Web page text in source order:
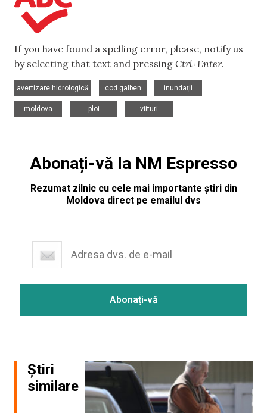
If you have found a spelling error, please, notify us
by selecting that text and pressing Ctrl+Enter.
avertizare hidrologică
cod galben
inundații
moldova
ploi
viituri
Abonați-vă la NM Espresso
Rezumat zilnic cu cele mai importante știri din
Moldova direct pe emailul dvs
Știri
similare